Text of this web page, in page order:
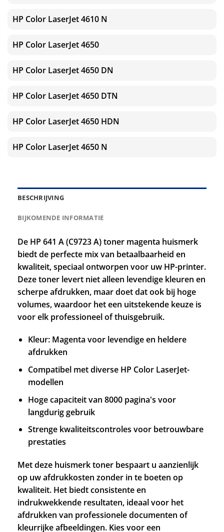
HP Color LaserJet 4610 N
HP Color LaserJet 4650
HP Color LaserJet 4650 DN
HP Color LaserJet 4650 DTN
HP Color LaserJet 4650 HDN
HP Color LaserJet 4650 N
BESCHRIJVING
BIJKOMENDE INFORMATIE
De HP 641 A (C9723 A) toner magenta huismerk
biedt de perfecte mix van betaalbaarheid en
kwaliteit, speciaal ontworpen voor uw HP-printer.
Deze toner levert niet alleen levendige kleuren en
scherpe afdrukken, maar doet dat ook bij hoge
volumes, waardoor het een uitstekende keuze is
voor elk professioneel of thuisgebruik.
Kleur: Magenta voor levendige en heldere
afdrukken
Compatibel met diverse HP Color LaserJet-
modellen
Hoge capaciteit van 8000 pagina's voor
langdurig gebruik
Strenge kwaliteitscontroles voor betrouwbare
prestaties
Met deze huismerk toner bespaart u aanzienlijk
op uw afdrukkosten zonder in te boeten op
kwaliteit. Het biedt consistente en
indrukwekkende resultaten, ideaal voor het
afdrukken van professionele documenten of
kleurrijke afbeeldingen. Kies voor een